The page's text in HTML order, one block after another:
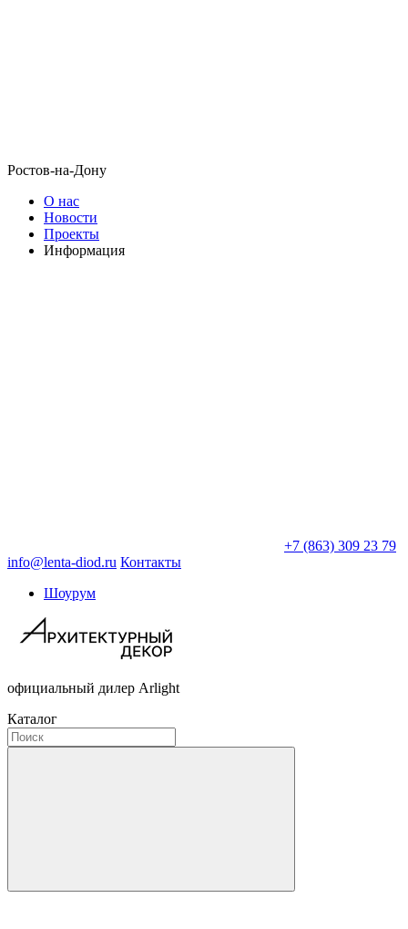
Ростов-на-Дону
О нас
Новости
Проекты
Информация
+7 (863) 309 23 79
info@lenta-diod.ru Контакты
Шоурум
официальный дилер Arlight
Каталог